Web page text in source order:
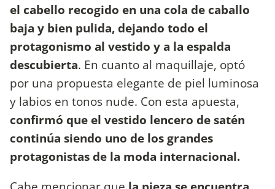
el cabello recogido en una cola de caballo
baja y bien pulida, dejando todo el
protagonismo al vestido y a la espalda
descubierta. En cuanto al maquillaje, optó
por una propuesta elegante de piel luminosa
y labios en tonos nude. Con esta apuesta,
confirmó que el vestido lencero de satén
continúa siendo uno de los grandes
protagonistas de la moda internacional.